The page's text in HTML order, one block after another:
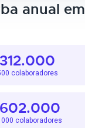
anual em
colaboradores
colaboradores